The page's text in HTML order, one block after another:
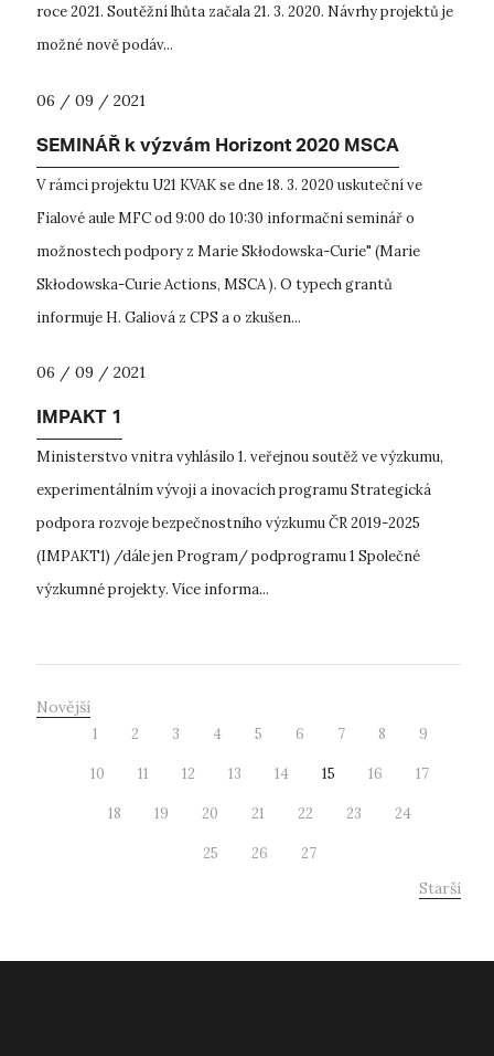
roce 2021. Soutěžní lhůta začala 21. 3. 2020. Návrhy projektů je
možné nově podáv...
06 / 09 / 2021
SEMINÁŘ k výzvám Horizont 2020 MSCA
V rámci projektu U21 KVAK se dne 18. 3. 2020 uskuteční ve
Fialové aule MFC od 9:00 do 10:30 informační seminář o
možnostech podpory z Marie Skłodowska-Curie" (Marie
Skłodowska-Curie Actions, MSCA ). O typech grantů
informuje H. Galiová z CPS a o zkušen...
06 / 09 / 2021
IMPAKT 1
Ministerstvo vnitra vyhlásilo 1. veřejnou soutěž ve výzkumu,
experimentálním vývoji a inovacích programu Strategická
podpora rozvoje bezpečnostního výzkumu ČR 2019-2025
(IMPAKT1) /dále jen Program/ podprogramu 1 Společné
výzkumné projekty. Více informa...
Novější
1 2 3 4 5 6 7 8 9
10 11 12 13 14 15 16 17
18 19 20 21 22 23 24
25 26 27
Starší